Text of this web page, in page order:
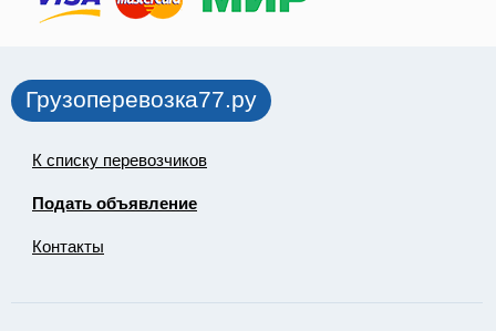
Грузоперевозка77.ру
К списку перевозчиков
Подать объявление
Контакты